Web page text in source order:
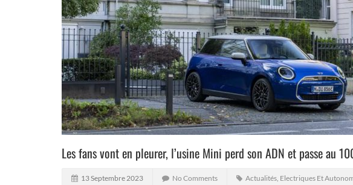
Les fans vont en pleurer, l’usine Mini perd son ADN et passe au
13 Septembre 2023 No Comments Actualités, Electriques Et